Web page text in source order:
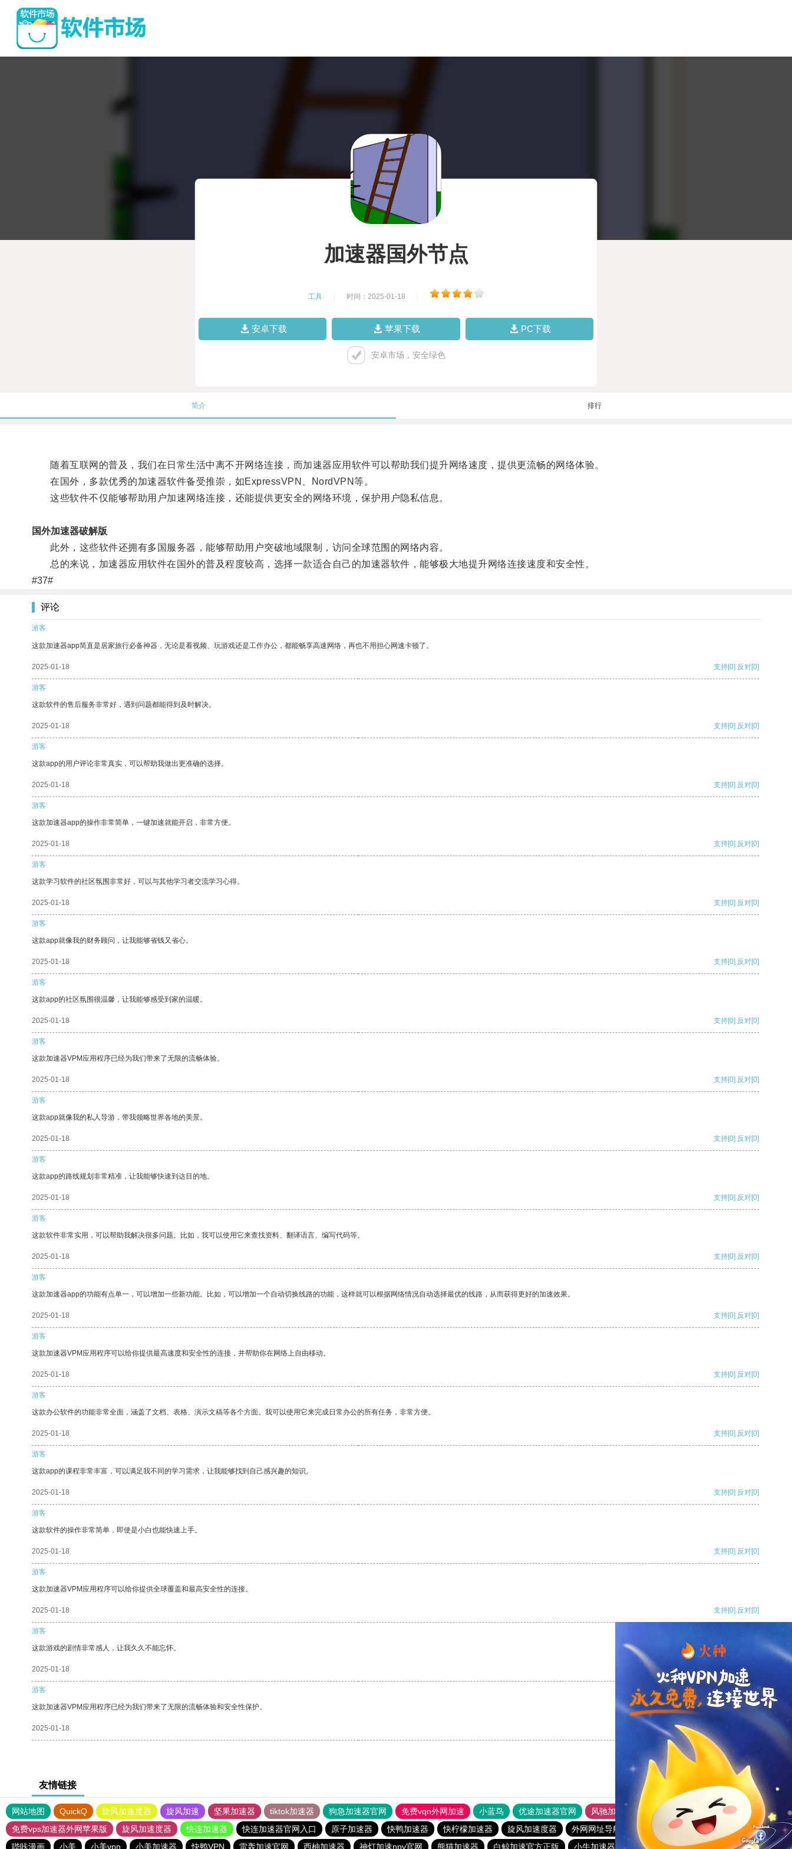
加速器国外节点
工具 时间：2025-01-18
安卓下载 苹果下载 PC下载
安卓市场，安全绿色
简介 排行
随着互联网的普及，我们在日常生活中离不开网络连接，而加速器应用软件可以帮助我们提升网络速度，提供更流畅的网络体验。
在国外，多款优秀的加速器软件备受推崇，如ExpressVPN、NordVPN等。
这些软件不仅能够帮助用户加速网络连接，还能提供更安全的网络环境，保护用户隐私信息。
国外加速器破解版
此外，这些软件还拥有多国服务器，能够帮助用户突破地域限制，访问全球范围的网络内容。
总的来说，加速器应用软件在国外的普及程度较高，选择一款适合自己的加速器软件，能够极大地提升网络连接速度和安全性。
#37#
评论
游客
这款加速器app简直是居家旅行必备神器，无论是看视频、玩游戏还是工作办公，都能畅享高速网络，再也不用担心网速卡顿了。
2025-01-18 支持[0] 反对[0]
游客
这款软件的售后服务非常好，遇到问题都能得到及时解决。
2025-01-18 支持[0] 反对[0]
游客
这款app的用户评论非常真实，可以帮助我做出更准确的选择。
2025-01-18 支持[0] 反对[0]
游客
这款加速器app的操作非常简单，一键加速就能开启，非常方便。
2025-01-18 支持[0] 反对[0]
游客
这款学习软件的社区氛围非常好，可以与其他学习者交流学习心得。
2025-01-18 支持[0] 反对[0]
游客
这款app就像我的财务顾问，让我能够省钱又省心。
2025-01-18 支持[0] 反对[0]
游客
这款app的社区氛围很温馨，让我能够感受到家的温暖。
2025-01-18 支持[0] 反对[0]
游客
这款加速器VPM应用程序已经为我们带来了无限的流畅体验。
2025-01-18 支持[0] 反对[0]
游客
这款app就像我的私人导游，带我领略世界各地的美景。
2025-01-18 支持[0] 反对[0]
游客
这款app的路线规划非常精准，让我能够快速到达目的地。
2025-01-18 支持[0] 反对[0]
游客
这款软件非常实用，可以帮助我解决很多问题。比如，我可以使用它来查找资料、翻译语言、编写代码等。
2025-01-18 支持[0] 反对[0]
游客
这款加速器app的功能有点单一，可以增加一些新功能。比如，可以增加一个自动切换线路的功能，这样就可以根据网络情况自动选择最优的线路，从而获得更好的加速效果。
2025-01-18 支持[0] 反对[0]
游客
这款加速器VPM应用程序可以给你提供最高速度和安全性的连接，并帮助你在网络上自由移动。
2025-01-18 支持[0] 反对[0]
游客
这款办公软件的功能非常全面，涵盖了文档、表格、演示文稿等各个方面。我可以使用它来完成日常办公的所有任务，非常方便。
2025-01-18 支持[0] 反对[0]
游客
这款app的课程非常丰富，可以满足我不同的学习需求，让我能够找到自己感兴趣的知识。
2025-01-18 支持[0] 反对[0]
游客
这款软件的操作非常简单，即使是小白也能快速上手。
2025-01-18 支持[0] 反对[0]
游客
这款加速器VPM应用程序可以给你提供全球覆盖和最高安全性的连接。
2025-01-18 支持[0] 反对[0]
游客
这款游戏的剧情非常感人，让我久久不能忘怀。
2025-01-18 支持 反对
游客
这款加速器VPM应用程序已经为我们带来了无限的流畅体验和安全性保护。
2025-01-18 [0]
友情链接
网站地图 QuickQ 旋风加速度器 旋风加速 坚果加速器 tiktok加速器 狗急加速器官网 免费vqn外网加速 小蓝鸟 优途加速器官网 风驰加速器
旋风加速器
免费vps加速器外网苹果版
旋风加速度器 快连加速器 快连加速器官网入口 原子加速器 快鸭加速器 快柠檬加速器 旋风加速度器 外网网址导航 软件中心 雷霆加速
狂飙加速器
哔咔漫画
小美 小美vpn 小美加速器 快鸭VPN 雷轰加速官网 西柚加速器 神灯加速npv官网 熊猫加速器 白鲸加速官方正版 小牛加速器 速云梯加速器官网 蜜蜂加速器